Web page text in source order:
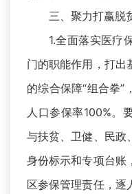
三、聚力打赢脱
1.全面落实医疗
门的职能作用，打出
的综合保障“组合拳”
人口参保率100%。
与扶贫、卫健、民政
身份标示和专项台账
区参保管理责任，逐